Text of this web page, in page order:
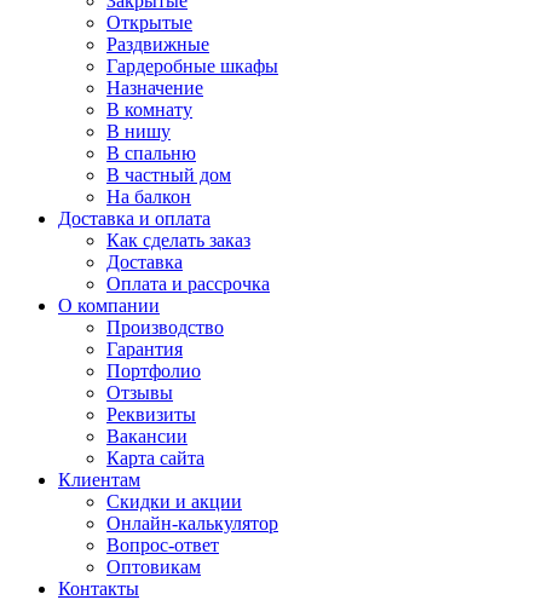
Открытые
Раздвижные
Гардеробные шкафы
Назначение
В комнату
В нишу
В спальню
В частный дом
На балкон
Доставка и оплата
Как сделать заказ
Доставка
Оплата и рассрочка
О компании
Производство
Гарантия
Портфолио
Отзывы
Реквизиты
Вакансии
Карта сайта
Клиентам
Скидки и акции
Онлайн-калькулятор
Вопрос-ответ
Оптовикам
Контакты